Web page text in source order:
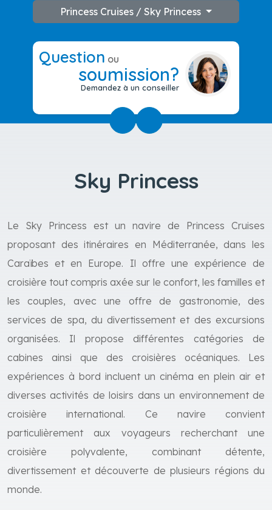
Princess Cruises / Sky Princess
Question ou
soumission?
Demandez à un conseiller
Sky Princess
Le Sky Princess est un navire de Princess Cruises
proposant des itinéraires en Méditerranée, dans les
Caraïbes et en Europe. Il offre une expérience de
croisière tout compris axée sur le confort, les familles et
les couples, avec une offre de gastronomie, des
services de spa, du divertissement et des excursions
organisées. Il propose différentes catégories de
cabines ainsi que des croisières océaniques. Les
expériences à bord incluent un cinéma en plein air et
diverses activités de loisirs dans un environnement de
croisière international. Ce navire convient
particulièrement aux voyageurs recherchant une
croisière polyvalente, combinant détente,
divertissement et découverte de plusieurs régions du
monde.